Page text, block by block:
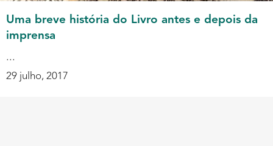
Uma breve história do Livro antes e depois da
imprensa
...
29 julho, 2017